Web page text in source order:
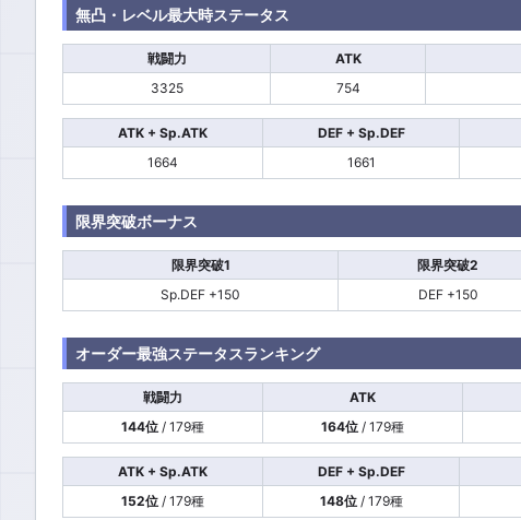
無凸・レベル最大時ステータス
戦闘力 ATK
3325
754
ATK + Sp.ATK DEF + Sp.DEF
1664
1661
限界突破ボーナス
限界突破1 限界突破2
Sp.DEF +150
DEF +150
オーダー最強ステータスランキング
戦闘力 ATK
144位 / 179種 164位 / 179種
ATK + Sp.ATK DEF + Sp.DEF
152位 / 179種 148位/ 179種